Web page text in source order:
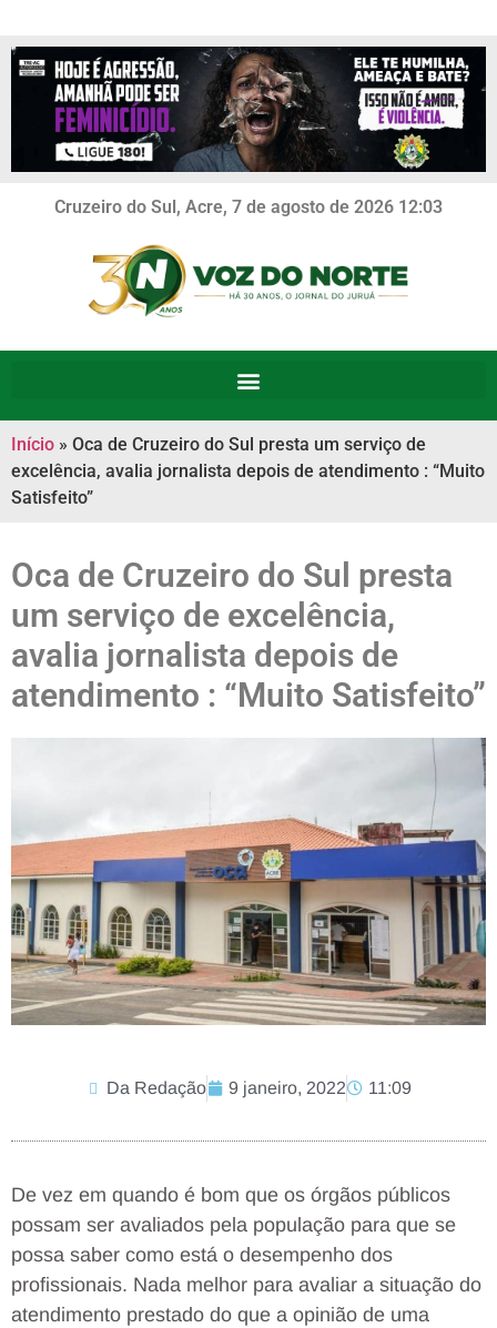
Cruzeiro do Sul, Acre, 7 de agosto de 2026 12:03
Início » Oca de Cruzeiro do Sul presta um serviço de
excelência, avalia jornalista depois de atendimento : “Muito
Satisfeito”
Oca de Cruzeiro do Sul presta
um serviço de excelência,
avalia jornalista depois de
atendimento : “Muito Satisfeito”
Da Redação 9 janeiro, 2022 11:09
De vez em quando é bom que os órgãos públicos
possam ser avaliados pela população para que se
possa saber como está o desempenho dos
profissionais. Nada melhor para avaliar a situação do
atendimento prestado do que a opinião de uma